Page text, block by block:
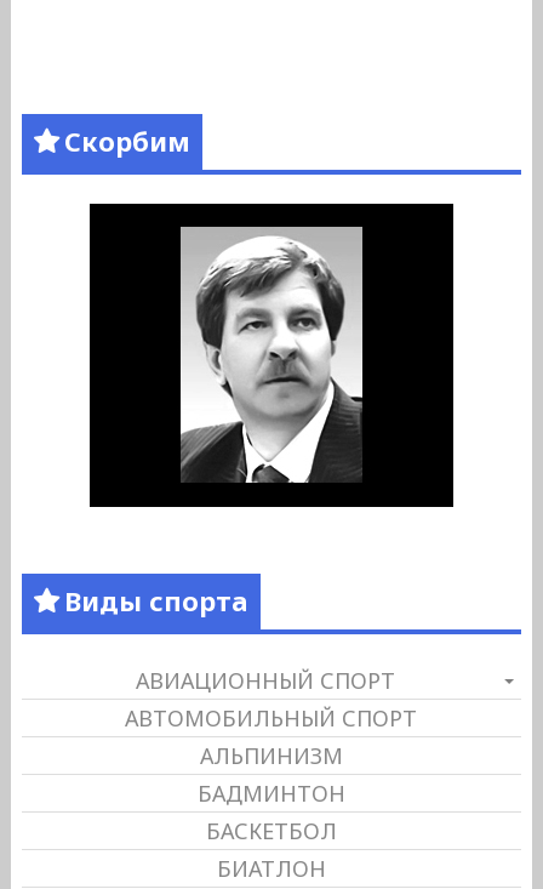
Скорбим
Виды спорта
АВИАЦИОННЫЙ СПОРТ
АВТОМОБИЛЬНЫЙ СПОРТ
АЛЬПИНИЗМ
БАДМИНТОН
БАСКЕТБОЛ
БИАТЛОН